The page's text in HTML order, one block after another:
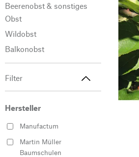
Beerenobst & sonstiges
Obst
Wildobst
Balkonobst
Filter
Hersteller
Manufactum
Martin Müller
Baumschulen